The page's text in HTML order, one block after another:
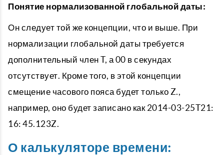
Понятие нормализованной глобальной даты:
Он следует той же концепции, что и выше. При
нормализации глобальной даты требуется
дополнительный член T, а 00 в секундах
отсутствует. Кроме того, в этой концепции
смещение часового пояса будет только Z.,
например, оно будет записано как 2014-03-25T21:
16: 45.123Z.
О калькуляторе времени: